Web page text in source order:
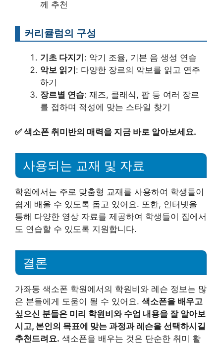
께 추천
커리큘럼의 구성
기초 다지기: 악기 조율, 기본 음 생성 연습
악보 읽기: 다양한 장르의 악보를 읽고 연주
하기
장르별 연습: 재즈, 클래식, 팝 등 여러 장르
를 접하며 적성에 맞는 스타일 찾기
✅색소폰 취미반의 매력을 지금 바로 알아보세요.
사용되는 교재 및 자료
학원에서는 주로 맞춤형 교재를 사용하여 학생들이
쉽게 배울 수 있도록 돕고 있어요. 또한, 인터넷을
통해 다양한 영상 자료를 제공하여 학생들이 집에서
도 연습할 수 있도록 지원합니다.
결론
가좌동 색소폰 학원에서의 학원비와 레슨 정보는 많
은 분들에게 도움이 될 수 있어요. 색소폰을 배우고
싶으신 분들은 미리 학원비와 수업 내용을 잘 알아보
시고, 본인의 목표에 맞는 과정과 레슨을 선택하시길
추천드려요. 색소폰을 배우는 것은 단순한 취미 활